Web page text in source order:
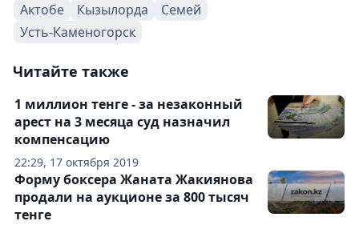
Актобе
Кызылорда
Семей
Усть-Каменогорск
Читайте также
22:29, 17 октября 2019
1 миллион тенге - за незаконный
арест на 3 месяца суд назначил
компенсацию
Форму боксера Жаната Жакиянова
продали на аукционе за 800 тысяч
тенге